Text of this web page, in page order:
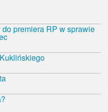
premiera RP w sprawie